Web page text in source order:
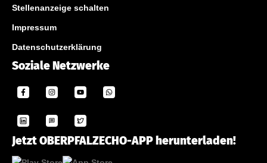
Stellenanzeige schalten
Impressum
Datenschutzerklärung
Soziale Netzwerke
Jetzt OBERPFALZECHO-APP herunterladen!